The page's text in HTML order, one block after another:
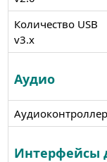
Количество USB
v3.x
Аудио
Аудиоконтроллер
Интерфейсы